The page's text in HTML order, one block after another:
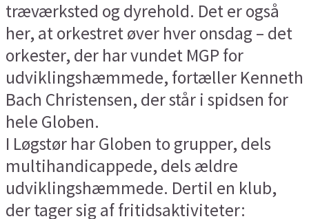
træværksted og dyrehold. Det er også
her, at orkestret øver hver onsdag – det
orkester, der har vundet MGP for
udviklingshæmmede, fortæller Kenneth
Bach Christensen, der står i spidsen for
hele Globen.
I Løgstør har Globen to grupper, dels
multihandicappede, dels ældre
udviklingshæmmede. Dertil en klub,
der tager sig af fritidsaktiviteter: